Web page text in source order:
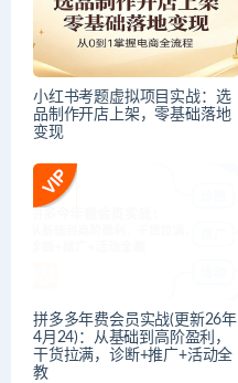
小红书考题虚拟项目实战：选
品制作开店上架，零基础落地
变现
拼多多年费会员实战(更新26年
4月24)：从基础到高阶盈利，
干货拉满，诊断+推广+活动全
教